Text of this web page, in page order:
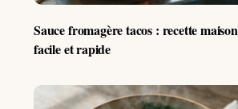
Sauce fromagère tacos : recette maison
facile et rapide